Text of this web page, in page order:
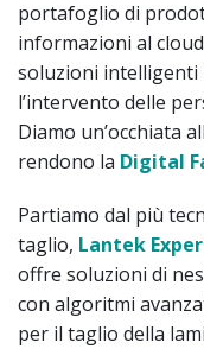
portafoglio di
informazioni al
soluzioni intelligenti
l’intervento delle
Diamo un’occhiata
rendono la Digital
Partiamo dal più
taglio, Lantek
offre soluzioni di
con algoritmi
per il taglio della